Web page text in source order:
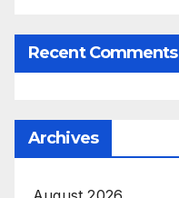
Recent Comments
Archives